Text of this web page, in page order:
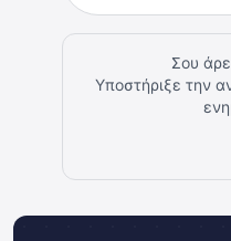
Σου
Υποστήριξε την